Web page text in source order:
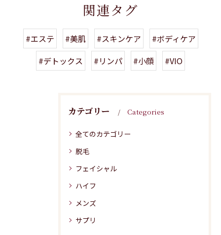
関連タグ
#エステ #美肌 #スキンケア
#ボディケア
#デトックス
#リンパ #小顔 #VIO
カテゴリー Categories
全てのカテゴリー
脱毛
フェイシャル
ハイフ
メンズ
サプリ